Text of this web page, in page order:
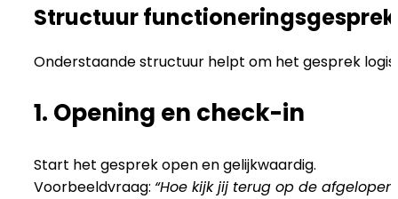
Structuur
Onderstaande structuur helpt om het gesprek
1. Opening en check-in
Start het gesprek open en gelijkwaardig.
Voorbeeldvraag: “Hoe kijk jij terug op de afgelopen